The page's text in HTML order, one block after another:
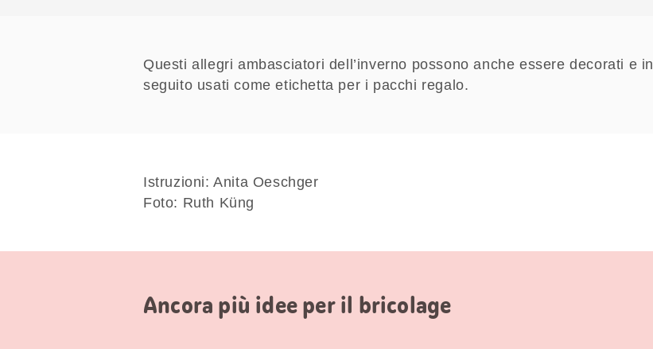
Questi allegri ambasciatori dell’inverno possono anche essere decorati e in
seguito usati come etichetta per i pacchi regalo.
Istruzioni: Anita Oeschger
Foto: Ruth Küng
Ancora più idee per il bricolage